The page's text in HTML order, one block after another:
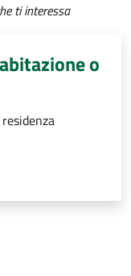
ti interessa
o